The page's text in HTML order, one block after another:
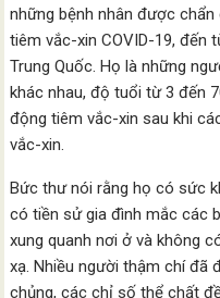
những bệnh nhân được
tiêm vắc-xin COVID-19, đến
Trung Quốc. Họ là những
khác nhau, độ tuổi từ 3 ​​đến
động tiêm vắc-xin sau khi
vắc-xin.
Bức thư nói rằng họ có sức
có tiền sử gia đình mắc các
xung quanh nơi ở và không
xạ. Nhiều người thậm chí đã
chủng, các chỉ số thể chất